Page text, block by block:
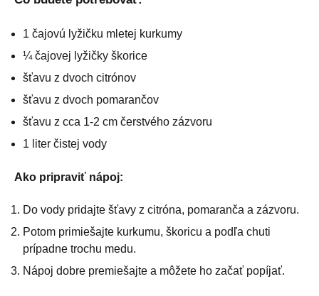
1 čajovú lyžičku mletej kurkumy
¼ čajovej lyžičky škorice
šťavu z dvoch citrónov
šťavu z dvoch pomarančov
šťavu z cca 1-2 cm čerstvého zázvoru
1 liter čistej vody
Ako pripraviť nápoj:
Do vody pridajte šťavy z citróna, pomaranča a zázvoru.
Potom primiešajte kurkumu, škoricu a podľa chuti
prípadne trochu medu.
Nápoj dobre premiešajte a môžete ho začať popíjať.